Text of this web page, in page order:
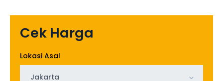
Cek Harga
Lokasi Asal
Jakarta